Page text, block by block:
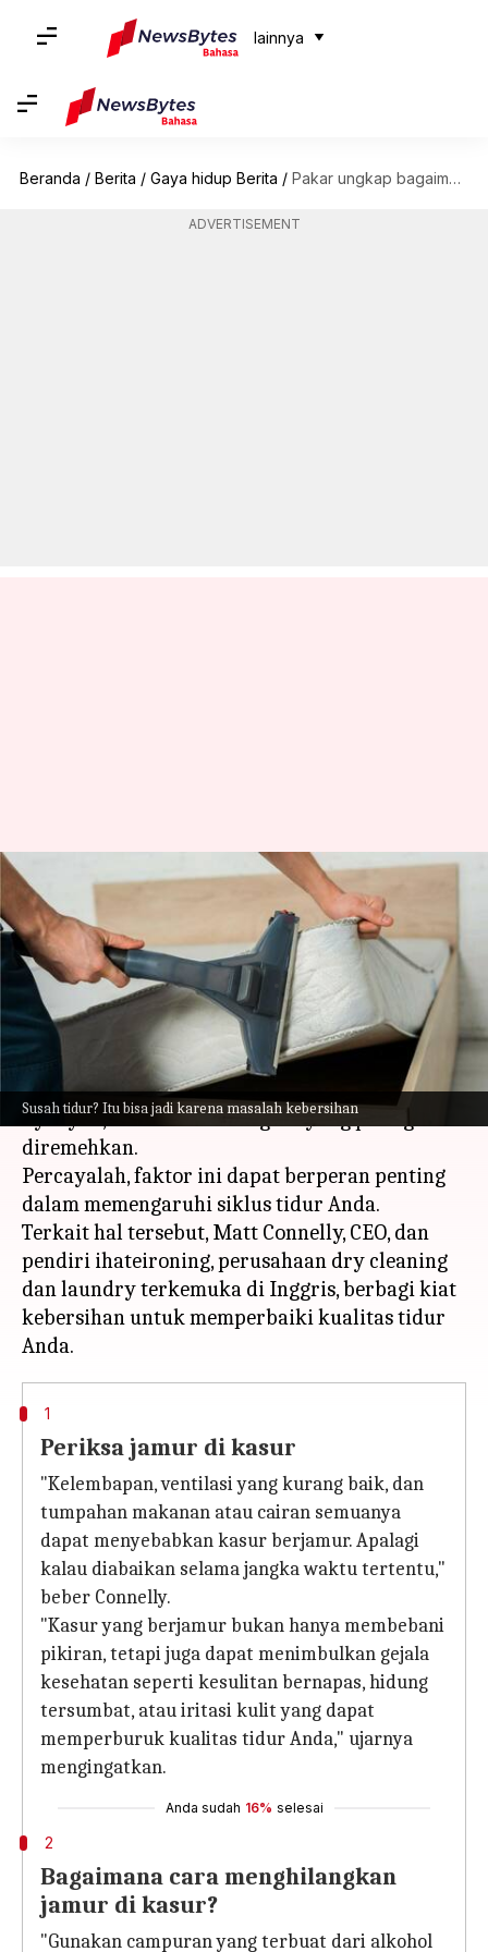
lainnya
Beranda / Berita / Gaya hidup Berita / Pakar ungkap bagaimana membereskan tempat tidur perbaiki kualitas tidur
ADVERTISEMENT
Susah tidur? Itu bisa jadi karena masalah kebersihan
Pakar ungkap bagaimana
membereskan tempat tidur
perbaiki kualitas tidur
menulis Taufiq Al Jufri Mar 17, 2023 02:41 pm
Apa ceritanya
Di antara banyak aspek yang membantu tidur
nyenyak, kebersihan mungkin yang paling
diremehkan.
Percayalah, faktor ini dapat berperan penting
dalam memengaruhi siklus tidur Anda.
Terkait hal tersebut, Matt Connelly, CEO, dan
pendiri ihateironing, perusahaan dry cleaning
dan laundry terkemuka di Inggris, berbagi kiat
kebersihan untuk memperbaiki kualitas tidur
1
Periksa jamur di kasur
"Kelembapan, ventilasi yang kurang baik, dan
tumpahan makanan atau cairan semuanya
dapat menyebabkan kasur berjamur. Apalagi
kalau diabaikan selama jangka waktu tertentu,"
beber Connelly.
"Kasur yang berjamur bukan hanya membebani
pikiran, tetapi juga dapat menimbulkan gejala
kesehatan seperti kesulitan bernapas, hidung
tersumbat, atau iritasi kulit yang dapat
memperburuk kualitas tidur Anda," ujarnya
mengingatkan.
Anda sudah 16% selesai
2
Bagaimana cara menghilangkan
jamur di kasur?
"Gunakan campuran yang terbuat dari alkohol